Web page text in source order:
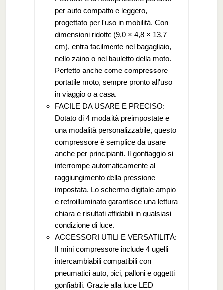
per auto compatto e leggero,
progettato per l'uso in mobilità. Con
dimensioni ridotte (9,0 × 4,8 × 13,7
cm), entra facilmente nel bagagliaio,
nello zaino o nel bauletto della moto.
Perfetto anche come compressore
portatile moto, sempre pronto all'uso
in viaggio o a casa.
FACILE DA USARE E PRECISO:
Dotato di 4 modalità preimpostate e
una modalità personalizzabile, questo
compressore è semplice da usare
anche per principianti. Il gonfiaggio si
interrompe automaticamente al
raggiungimento della pressione
impostata. Lo schermo digitale ampio
e retroilluminato garantisce una lettura
chiara e risultati affidabili in qualsiasi
condizione di luce.
ACCESSORI UTILI E VERSATILITÀ:
Il mini compressore include 4 ugelli
intercambiabili compatibili con
pneumatici auto, bici, palloni e oggetti
gonfiabili. Grazie alla luce LED